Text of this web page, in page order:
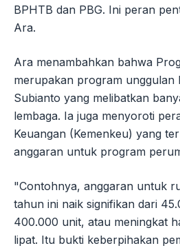
BPHTB dan PBG. Ini peran
Ara.
Ara menambahkan bahwa
merupakan program unggulan
Subianto yang melibatkan
lembaga. Ia juga menyoroti
Keuangan (Kemenkeu) yang
anggaran untuk program
"Contohnya, anggaran untuk
tahun ini naik signifikan dari
400.000 unit, atau meningkat
lipat. Itu bukti keberpihakan